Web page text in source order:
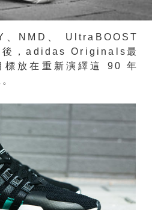
、NMD、 UltraBOOST
後，adidas Originals最
標放在重新演繹這 90 年